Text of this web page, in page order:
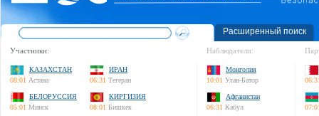
Расширенный поиск
Участники:
КАЗАХСТАН
08:01 Астана
ИРАН
06:31 Тегеран
БЕЛОРУССИЯ
05:01 Минск
КИРГИЗИЯ
08:01 Бишкек
Наблюдатели:
Монголия
10:01 Улан-Батор
Афганистан
06:31 Кабул